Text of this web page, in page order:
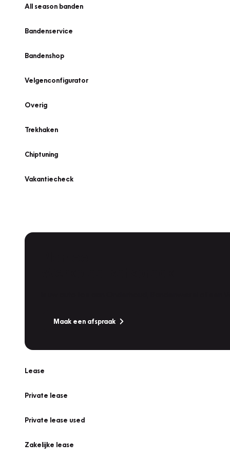
All season banden
Bandenservice
Bandenshop
Velgenconfigurator
Overig
Trekhaken
Chiptuning
Vakantiecheck
Maak een afspraak
Lease
Private lease
Private lease used
Zakelijke lease